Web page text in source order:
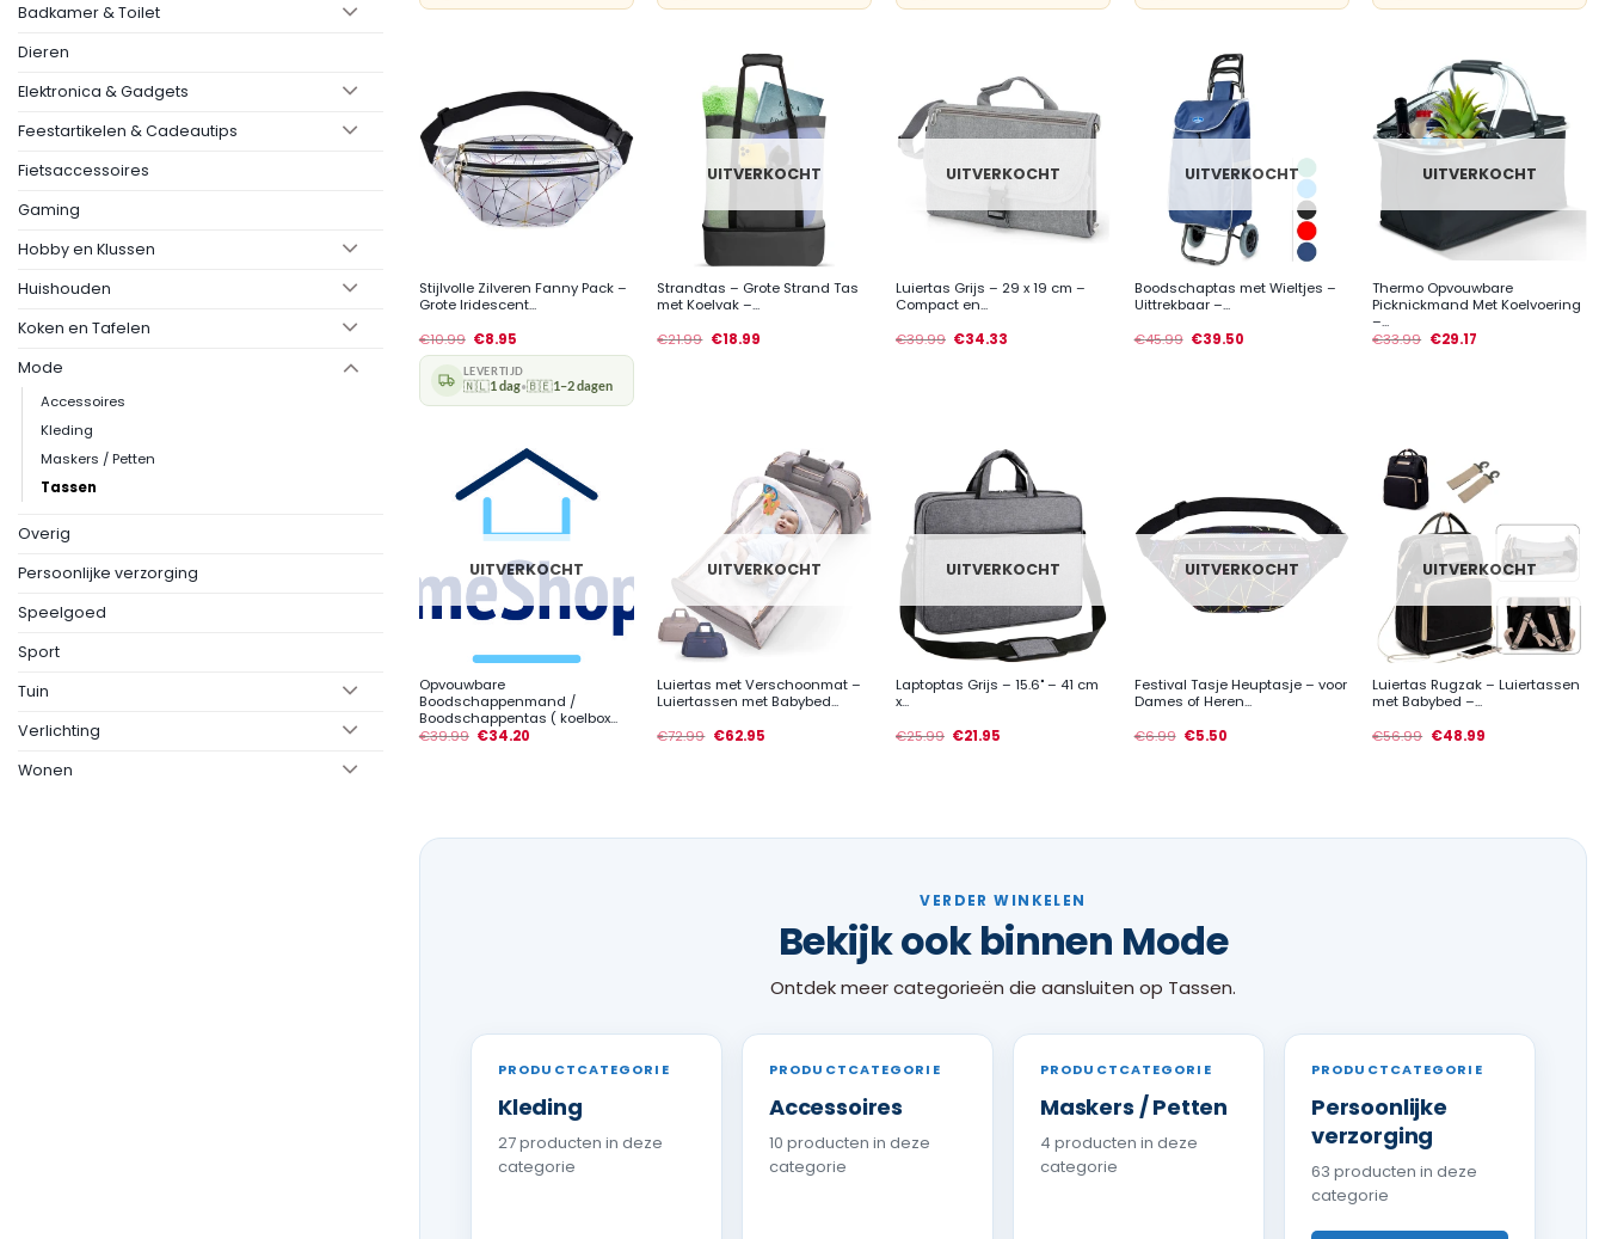
Badkamer & Toilet
Dieren
Elektronica & Gadgets
Feestartikelen & Cadeautips
Fietsaccessoires
Gaming
Hobby en Klussen
Huishouden
Koken en Tafelen
Mode
Accessoires
Kleding
Maskers / Petten
Tassen
Overig
Persoonlijke verzorging
Speelgoed
Sport
Tuin
Verlichting
Wonen
Stijlvolle Zilveren Fanny Pack –
Grote Iridescent...
€10.99 €8.95
LEVERTIJD
🇳🇱1 dag•🇧🇪1–2 dagen
UITVERKOCHT
Strandtas – Grote Strand Tas
met Koelvak –...
€21.99 €18.99
UITVERKOCHT
Luiertas Grijs – 29 x 19 cm –
Compact en...
€39.99 €34.33
UITVERKOCHT
Boodschaptas met Wieltjes –
Uittrekbaar –...
€45.99 €39.50
UITVERKOCHT
Thermo Opvouwbare
Picknickmand Met Koelvoering
–...
€33.99 €29.17
UITVERKOCHT
Opvouwbare
Boodschappenmand /
Boodschappentas ( koelbox...
€39.99 €34.20
+
UITVERKOCHT
Luiertas met Verschoonmat –
Luiertassen met Babybed...
€72.99 €62.95
UITVERKOCHT
Laptoptas Grijs – 15.6" – 41 cm
x...
€25.99 €21.95
UITVERKOCHT
Festival Tasje Heuptasje – voor
Dames of Heren...
€6.99 €5.50
+
UITVERKOCHT
Luiertas Rugzak – Luiertassen
met Babybed –...
€56.99 €48.99
VERDER WINKELEN
Bekijk ook binnen Mode
Ontdek meer categorieën die aansluiten op Tassen.
PRODUCTCATEGORIE
Kleding
27 producten in deze
categorie
PRODUCTCATEGORIE
Accessoires
10 producten in deze
categorie
PRODUCTCATEGORIE
Maskers / Petten
4 producten in deze
categorie
PRODUCTCATEGORIE
Persoonlijke
verzorging
63 producten in deze
categorie